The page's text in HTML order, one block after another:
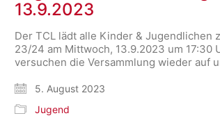
13.9.2023
Der TCL lädt alle Kinder & Jugendlichen
23/24 am Mittwoch, 13.9.2023 um 17:30
versuchen die Versammlung wieder auf
5. August 2023
Jugend